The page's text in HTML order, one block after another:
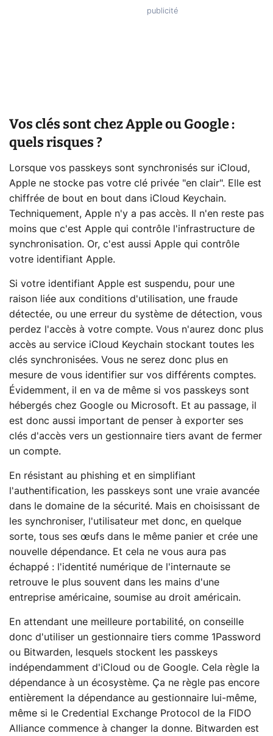
Vos clés sont chez Apple ou Google :
quels risques ?
Lorsque vos passkeys sont synchronisés sur iCloud,
Apple ne stocke pas votre clé privée "en clair". Elle est
chiffrée de bout en bout dans iCloud Keychain.
Techniquement, Apple n'y a pas accès. Il n'en reste pas
moins que c'est Apple qui contrôle l'infrastructure de
synchronisation. Or, c'est aussi Apple qui contrôle
votre identifiant Apple.
Si votre identifiant Apple est suspendu, pour une
raison liée aux conditions d'utilisation, une fraude
détectée, ou une erreur du système de détection, vous
perdez l'accès à votre compte. Vous n'aurez donc plus
accès au service iCloud Keychain stockant toutes les
clés synchronisées. Vous ne serez donc plus en
mesure de vous identifier sur vos différents comptes.
Évidemment, il en va de même si vos passkeys sont
hébergés chez Google ou Microsoft. Et au passage, il
est donc aussi important de penser à exporter ses
clés d'accès vers un gestionnaire tiers avant de fermer
un compte.
En résistant au phishing et en simplifiant
l'authentification, les passkeys sont une vraie avancée
dans le domaine de la sécurité. Mais en choisissant de
les synchroniser, l'utilisateur met donc, en quelque
sorte, tous ses œufs dans le même panier et crée une
nouvelle dépendance. Et cela ne vous aura pas
échappé : l'identité numérique de l'internaute se
retrouve le plus souvent dans les mains d'une
entreprise américaine, soumise au droit américain.
En attendant une meilleure portabilité, on conseille
donc d'utiliser un gestionnaire tiers comme 1Password
ou Bitwarden, lesquels stockent les passkeys
indépendamment d'iCloud ou de Google. Cela règle la
dépendance à un écosystème. Ça ne règle pas encore
entièrement la dépendance au gestionnaire lui-même,
même si le Credential Exchange Protocol de la FIDO
Alliance commence à changer la donne. Bitwarden est